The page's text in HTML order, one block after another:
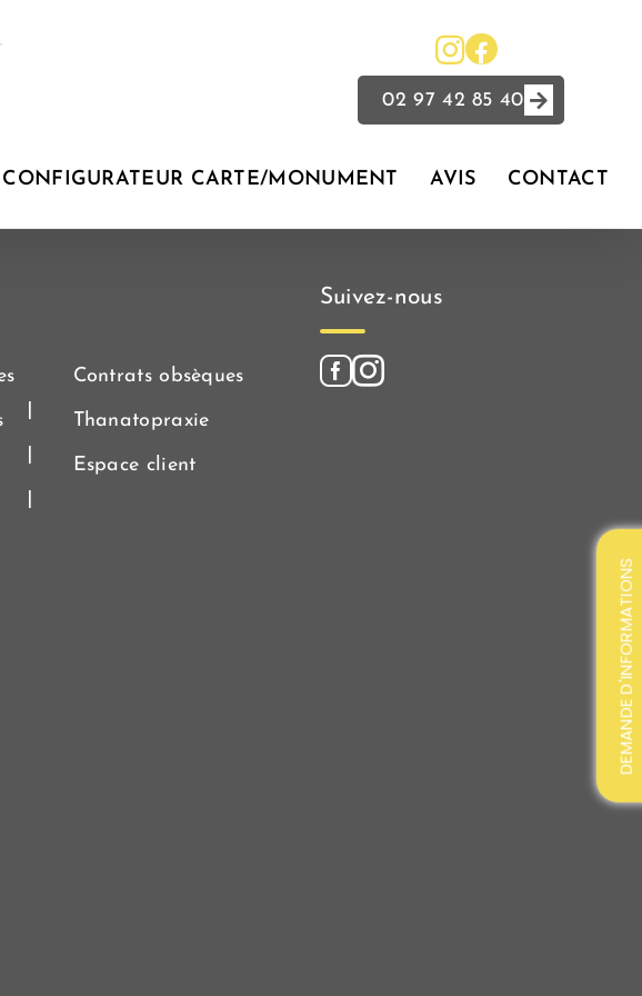
02 97 42 85 40
CONFIGURATEUR CARTE/MONUMENT AVIS CONTACT
Contrats obsèques
Thanatopraxie
Espace client
Suivez-nous
DEMANDE D'INFORMATIONS